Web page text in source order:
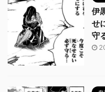
伊
せ
守